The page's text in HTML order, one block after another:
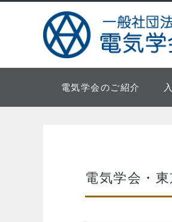
電気学会のご紹介
電気学会・